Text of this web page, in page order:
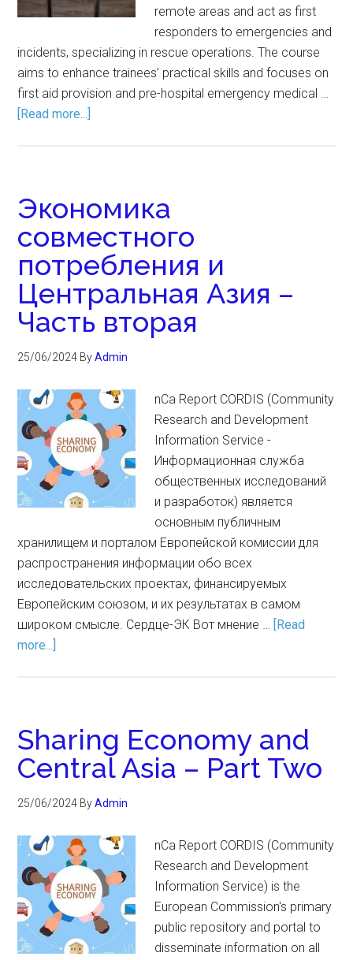
remote areas and act as first
responders to emergencies and
incidents, specializing in rescue operations. The course
aims to enhance trainees’ practical skills and focuses on
first aid provision and pre-hospital emergency medical …
[Read more...]
Экономика
совместного
потребления и
Центральная Азия –
Часть вторая
25/06/2024 ByAdmin
nCa Report CORDIS (Community
Research and Development
Information Service -
Информационная служба
общественных исследований
и разработок) является
основным публичным
хранилищем и порталом Европейской комиссии для
распространения информации обо всех
исследовательских проектах, финансируемых
Европейским союзом, и их результатах в самом
широком смысле. Сердце-ЭК Вот мнение … [Read
more...]
Sharing Economy and
Central Asia – Part Two
25/06/2024 ByAdmin
nCa Report CORDIS (Community
Research and Development
Information Service) is the
European Commission's primary
public repository and portal to
disseminate information on all